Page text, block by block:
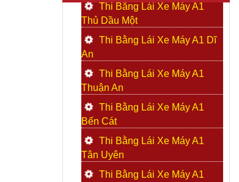
Thi Bằng Lái Xe Máy A1
Thủ Dầu Một
Thi Bằng Lái Xe Máy A1 Dĩ
An
Thi Bằng Lái Xe Máy A1
Thuận An
Thi Bằng Lái Xe Máy A1
Bến Cát
Thi Bằng Lái Xe Máy A1
Tân Uyên
Thi Bằng Lái Xe Máy A1